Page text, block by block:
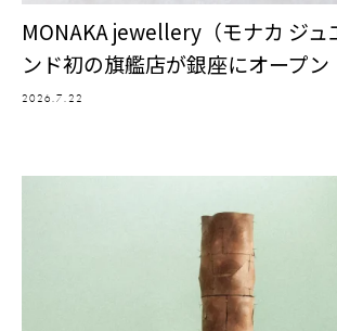
MONAKA jewellery（モナカ ジュ
ンド初の旗艦店が銀座にオープン
2026.7.22